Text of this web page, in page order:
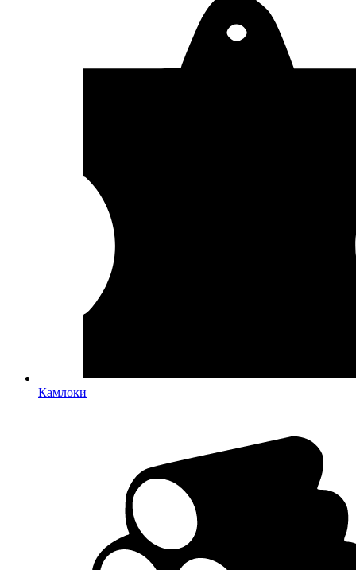
Камлоки